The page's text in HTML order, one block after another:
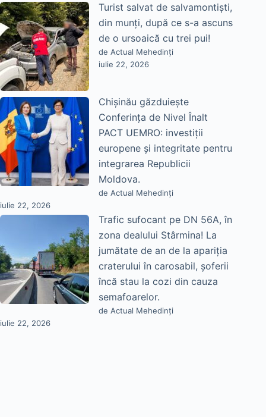
Turist salvat de salvamontiști,
din munți, după ce s-a ascuns
de o ursoaică cu trei pui!
de Actual Mehedinți
iulie 22, 2026
Chișinău găzduiește
Conferința de Nivel Înalt
PACT UEMRO: investiții
europene și integritate pentru
integrarea Republicii
Moldova.
de Actual Mehedinți
iulie 22, 2026
Trafic sufocant pe DN 56A, în
zona dealului Stârmina! La
jumătate de an de la apariția
craterului în carosabil, șoferii
încă stau la cozi din cauza
semafoarelor.
de Actual Mehedinți
iulie 22, 2026